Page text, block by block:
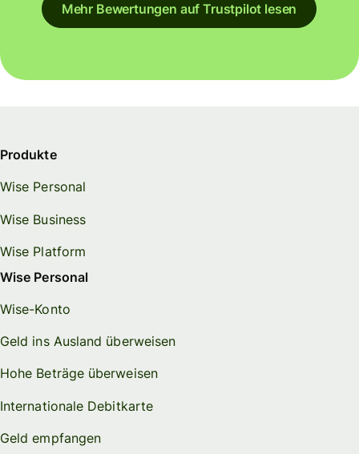
Mehr Bewertungen auf Trustpilot lesen
Produkte
Wise Personal
Wise Business
Wise Platform
Wise Personal
Wise-Konto
Geld ins Ausland überweisen
Hohe Beträge überweisen
Internationale Debitkarte
Geld empfangen